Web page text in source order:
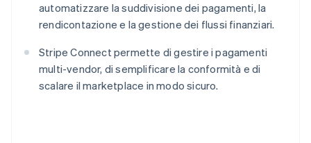
automatizzare la suddivisione dei pagamenti, la
rendicontazione e la gestione dei flussi finanziari.
Stripe Connect permette di gestire i pagamenti
multi-vendor, di semplificare la conformità e di
scalare il marketplace in modo sicuro.